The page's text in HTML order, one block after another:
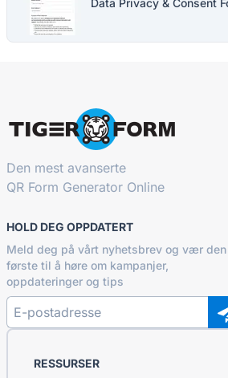
Data Privacy & Consent
Den mest avanserte
QR Form Generator Online
HOLD DEG OPPDATERT
Meld deg på vårt nyhetsbrev og vær den
første til å høre om kampanjer,
oppdateringer og tips
RESSURSER